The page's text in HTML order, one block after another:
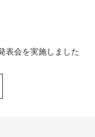
表会を実施しました